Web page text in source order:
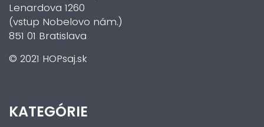
Lenardova 1260
(vstup Nobelovo nám.)
851 01 Bratislava
© 2021 HOPsaj.sk
KATEGÓRIE